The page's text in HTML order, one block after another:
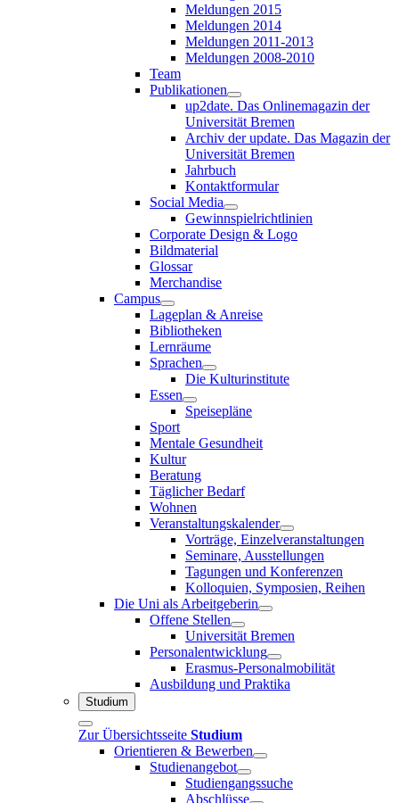
Meldungen 2015
Meldungen 2014
Meldungen 2011-2013
Meldungen 2008-2010
Team
Publikationen
up2date. Das Onlinemagazin der
Universität Bremen
Archiv der update. Das Magazin der
Universität Bremen
Jahrbuch
Kontaktformular
Social Media
Gewinnspielrichtlinien
Corporate Design & Logo
Bildmaterial
Glossar
Merchandise
Campus
Lageplan & Anreise
Bibliotheken
Lernräume
Sprachen
Die Kulturinstitute
Essen
Speisepläne
Sport
Mentale Gesundheit
Kultur
Beratung
Täglicher Bedarf
Wohnen
Veranstaltungskalender
Vorträge, Einzelveranstaltungen
Seminare, Ausstellungen
Tagungen und Konferenzen
Kolloquien, Symposien, Reihen
Die Uni als Arbeitgeberin
Offene Stellen
Universität Bremen
Personalentwicklung
Erasmus-Personalmobilität
Ausbildung und Praktika
Studium
Zur Übersichtsseite Studium
Orientieren & Bewerben
Studienangebot
Studiengangssuche
Abschlüsse